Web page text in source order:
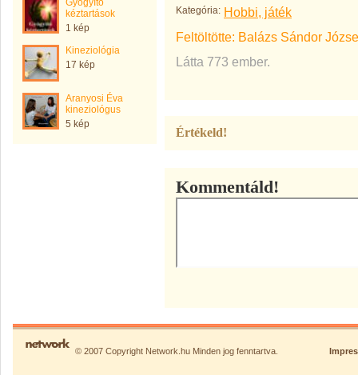
Gyógyító
kéztartások
1 kép
Kineziológia
17 kép
Aranyosi Éva
kineziológus
5 kép
Kategória: Hobbi, játék
Feltöltötte: Balázs Sándor
Látta 773 ember.
Értékeld!
Kommentáld!
© 2007 Copyright Network.hu Minden jog fenntartva.